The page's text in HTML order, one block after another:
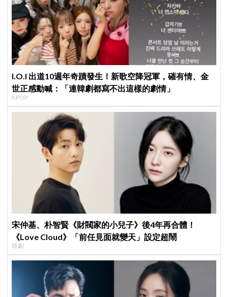
I.O.I 出道10週年奇蹟發生！新歌空降冠軍，磪有情、金
世正感動喊：「連韓劇都寫不出這樣的劇情」
KPOP
宋仲基、朴智賢《財閥家的小兒子》後4年再合體！
《Love Cloud》「前任見面就變天」設定超鬧
韓劇